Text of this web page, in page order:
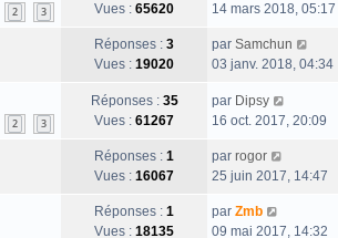
2 3
Vues : 65620
14 mars 2018, 05:17
Réponses : 3
Vues : 19020
par Samchun
03 janv. 2018, 04:34
2 3
Réponses : 35
Vues : 61267
par Dipsy
16 oct. 2017, 20:09
Réponses : 1
Vues : 16067
par rogor
25 juin 2017, 14:47
Réponses : 1
Vues : 18135
par Zmb
09 mai 2017, 14:32